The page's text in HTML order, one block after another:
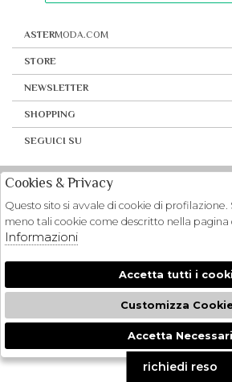
ASTERMODA.COM
STORE
NEWSLETTER
SHOPPING
SEGUICI SU
🍪
richiedi reso
Cookies & Privacy
Questo sito si avvale di cookie di
meno tali cookie come descritto nella pagina
Informazioni
Accetta tutti i
Customizza
Accetta Necessari